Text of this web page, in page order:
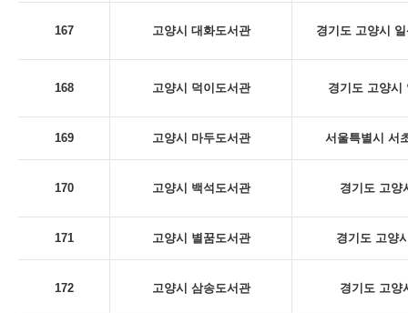
167 고양시 대화도서관 경기도 고양시
168 고양시 덕이도서관 경기도 고양시
169 고양시 마두도서관 서울특별시 서
170 고양시 백석도서관 경기도 고양
171 고양시 별꿈도서관 경기도 고양
172 고양시 삼송도서관 경기도 고양